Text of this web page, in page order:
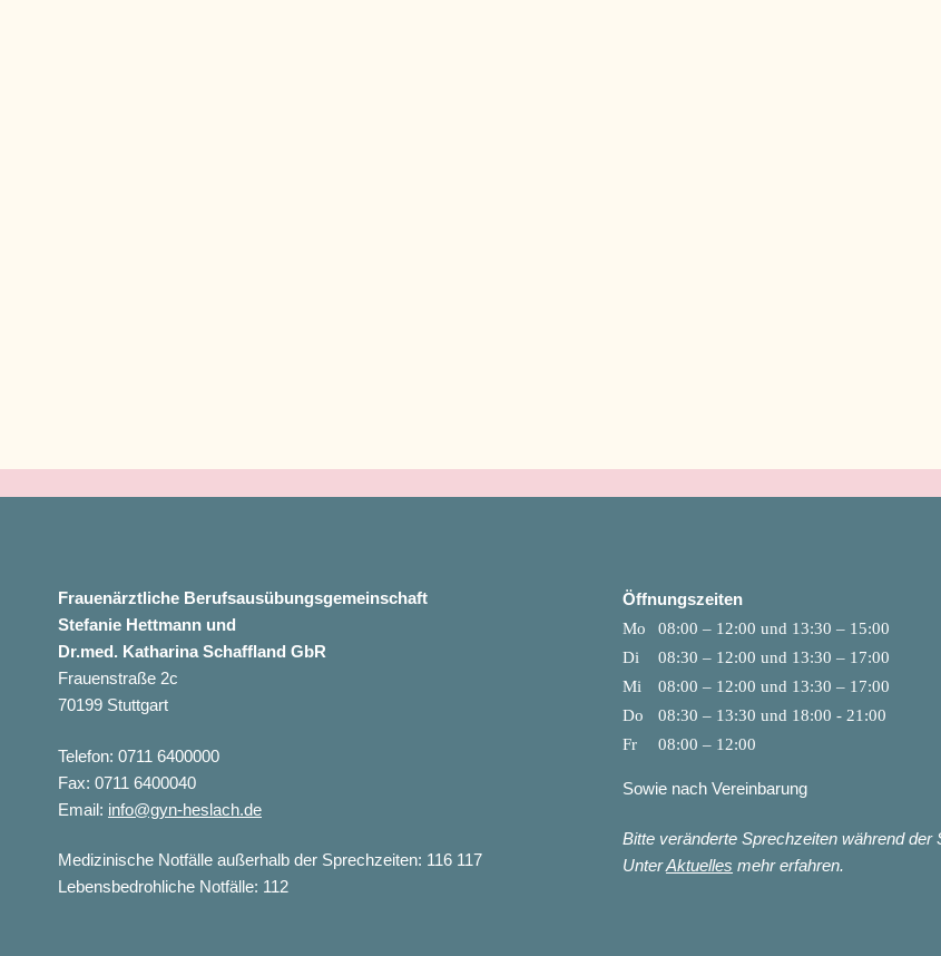
Frauenärztliche Berufsausübungsgemeinschaft
Stefanie Hettmann und
Dr.med. Katharina Schaffland GbR
Frauenstraße 2c
70199 Stuttgart
Telefon: 0711 6400000
Fax: 0711 6400040
Email: info@gyn-heslach.de
Medizinische Notfälle außerhalb der Sprechzeiten: 116 117
Lebensbedrohliche Notfälle: 112
Öffnungszeiten
Mo
08:00 – 12:00 und 13:30 – 15:00
Di
08:30 – 12:00 und 13:30 – 17:00
Mi
08:00 – 12:00 und 13:30 – 17:00
Do
08:30 – 13:30 und 18:00 - 21:00
Fr
08:00 – 12:00
Sowie nach Vereinbarung
Bitte veränderte Sprechzeiten während der
UnterAktuelles mehr erfahren.